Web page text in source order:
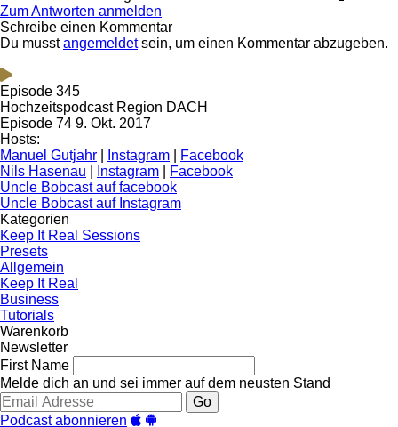
Zum Antworten anmelden
Schreibe einen Kommentar
Du musstangemeldetsein, um einen Kommentar abzugeben.
Episode 345
Hochzeitspodcast Region DACH
Episode 74 9. Okt. 2017
Hosts:
Manuel Gutjahr
Instagram
Facebook
Nils Hasenau
Instagram
Facebook
Uncle Bobcast auf facebook
Uncle Bobcast auf Instagram
Kategorien
Keep It Real Sessions
Presets
Allgemein
Keep It Real
Business
Tutorials
Warenkorb
Newsletter
First Name
Melde dich an und sei immer auf dem neusten Stand
Go
Podcast abonnieren